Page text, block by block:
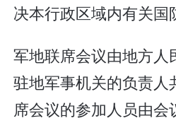
决本行政区域内有关国
军地联席会议由地方人
驻地军事机关的负责人
席会议的参加人员由会